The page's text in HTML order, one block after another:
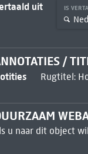
uit IS
/
Rugtitel:
u naar dit object